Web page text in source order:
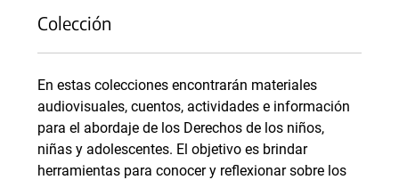
Colección
En estas colecciones encontrarán materiales
audiovisuales, cuentos, actividades e información
para el abordaje de los Derechos de los niños,
niñas y adolescentes. El objetivo es brindar
herramientas para conocer y reflexionar sobre los